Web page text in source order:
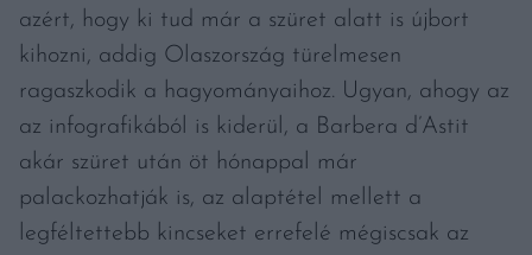
azért, hogy ki tud már a szüret alatt is újbort
kihozni, addig Olaszország türelmesen
ragaszkodik a hagyományaihoz. Ugyan, ahogy az
az infografikából is kiderül, a Barbera d’Astit
akár szüret után öt hónappal már
palackozhatják is, az alaptétel mellett a
legféltettebb kincseket errefelé mégiscsak az